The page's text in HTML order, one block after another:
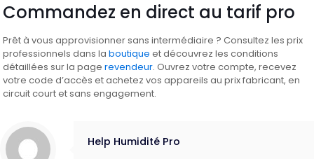
Commandez en direct au tarif pro
Prêt à vous approvisionner sans intermédiaire ? Consultez les prix
professionnels dans laboutique et découvrez les conditions
détaillées sur la pagerevendeur. Ouvrez votre compte, recevez
votre code d’accès et achetez vos appareils au prix fabricant, en
circuit court et sans engagement.
Help Humidité Pro